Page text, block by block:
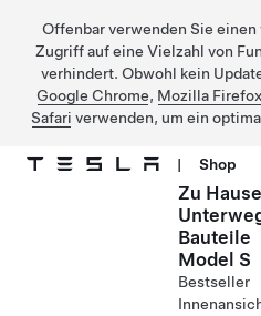
Offenbar verwenden Sie
Zugriff auf eine Vielzahl von
verhindert. Obwohl kein
Google Chrome, Mozilla Firefox
Safari verwenden, um ein
| Shop
Zu Hause
Bauteile
Model S
Bestseller